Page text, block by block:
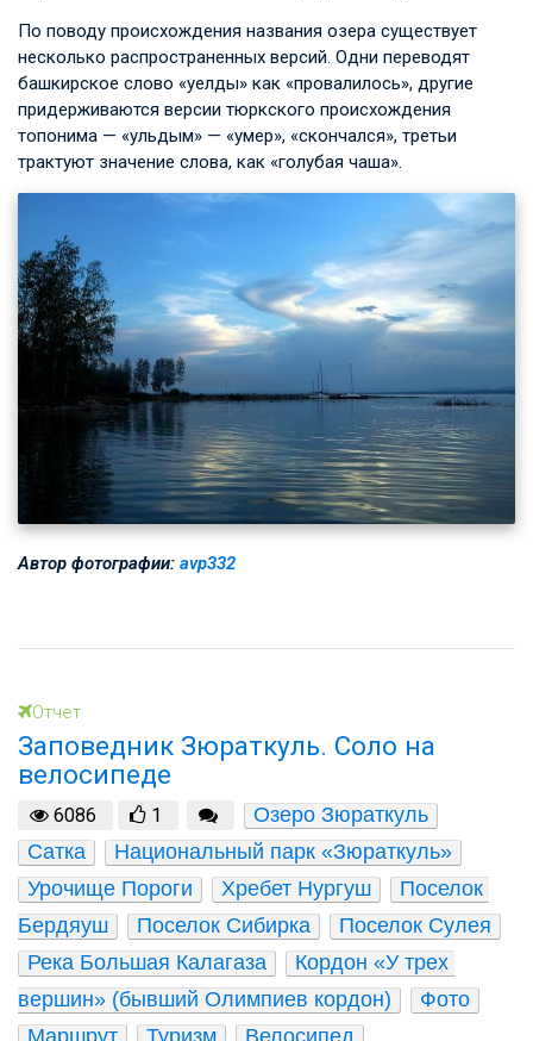
По поводу происхождения названия озера существует
несколько распространенных версий. Одни переводят
башкирское слово «уелды» как «провалилось», другие
придерживаются версии тюркского происхождения
топонима — «ульдым» — «умер», «скончался», третьи
трактуют значение слова, как «голубая чаша».
Автор фотографии: avp332
Отчет
Заповедник Зюраткуль. Соло на
велосипеде
6086 1
Озеро Зюраткуль
Сатка
Национальный парк «Зюраткуль»
Урочище Пороги
Хребет Нургуш
Поселок
Бердяуш
Поселок Сибирка
Поселок Сулея
Река Большая Калагаза
Кордон «У трех
вершин» (бывший Олимпиев кордон)
Фото